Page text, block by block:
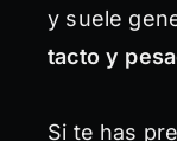
y suele
tacto y
Si te has